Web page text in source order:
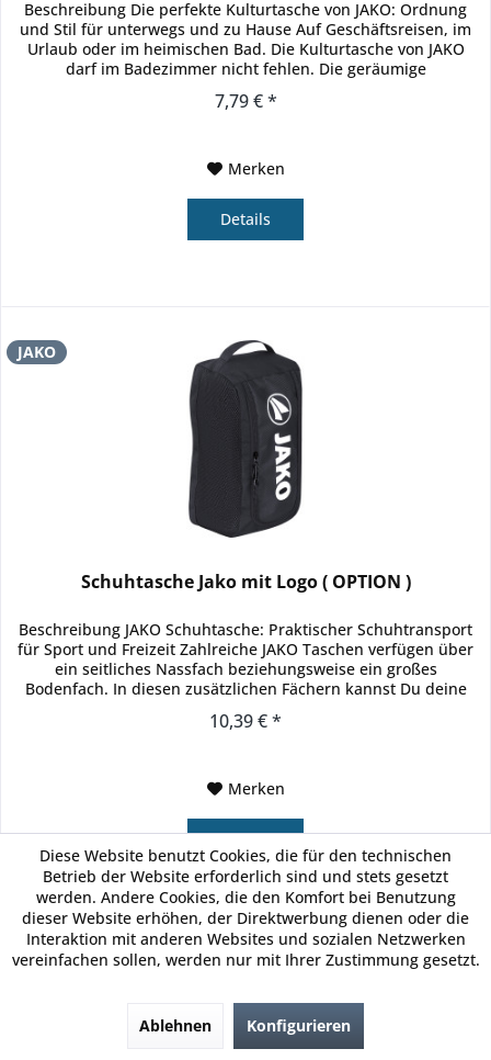
Beschreibung Die perfekte Kulturtasche von JAKO: Ordnung
und Stil für unterwegs und zu Hause Auf Geschäftsreisen, im
Urlaub oder im heimischen Bad. Die Kulturtasche von JAKO
darf im Badezimmer nicht fehlen. Die geräumige
7,79 € *
Merken
Details
JAKO
Schuhtasche Jako mit Logo ( OPTION )
Beschreibung JAKO Schuhtasche: Praktischer Schuhtransport
für Sport und Freizeit Zahlreiche JAKO Taschen verfügen über
ein seitliches Nassfach beziehungsweise ein großes
Bodenfach. In diesen zusätzlichen Fächern kannst Du deine
10,39 € *
Merken
Details
JAKO
Diese Website benutzt Cookies, die für den technischen
Betrieb der Website erforderlich sind und stets gesetzt
werden. Andere Cookies, die den Komfort bei Benutzung
dieser Website erhöhen, der Direktwerbung dienen oder die
Interaktion mit anderen Websites und sozialen Netzwerken
vereinfachen sollen, werden nur mit Ihrer Zustimmung gesetzt.
Ablehnen Konfigurieren